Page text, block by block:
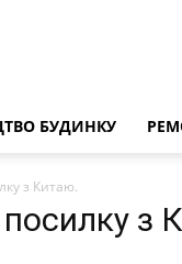
БУДИНКУ
з Китаю.
з